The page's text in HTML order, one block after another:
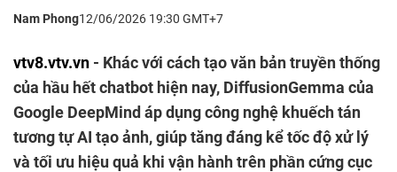
Nam Phong12/06/2026 19:30 GMT+7
vtv8.vtv.vn - Khác với cách tạo văn bản truyền thống
của hầu hết chatbot hiện nay, DiffusionGemma của
Google DeepMind áp dụng công nghệ khuếch tán
tương tự AI tạo ảnh, giúp tăng đáng kể tốc độ xử lý
và tối ưu hiệu quả khi vận hành trên phần cứng cục